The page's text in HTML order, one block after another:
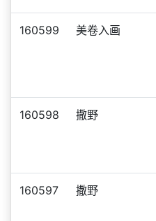
160599 美卷入画
160598 撒野
160597 撒野